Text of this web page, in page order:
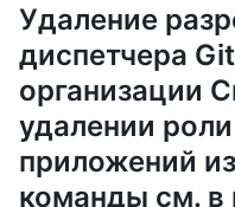
Удаление
диспетчера
организации
удалении
приложений
команды см. в